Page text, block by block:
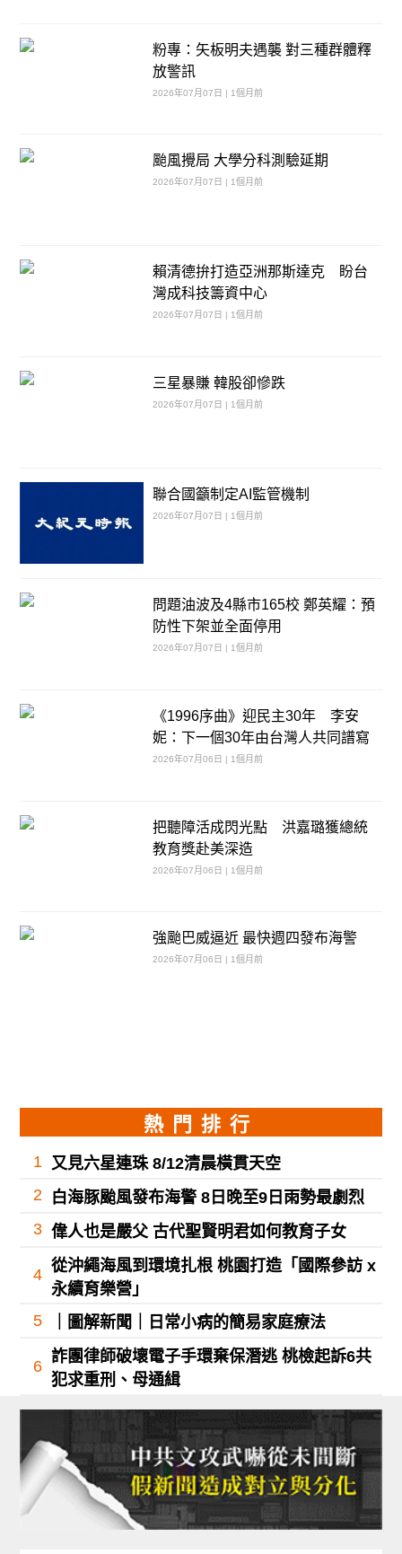
粉專：矢板明夫遇襲 對三種群體釋
放警訊
2026年07月07日 | 1個月前
颱風攪局 大學分科測驗延期
2026年07月07日 | 1個月前
賴清德拚打造亞洲那斯達克 盼台
灣成科技籌資中心
2026年07月07日 | 1個月前
三星暴賺 韓股卻慘跌
2026年07月07日 | 1個月前
聯合國籲制定AI監管機制
2026年07月07日 | 1個月前
問題油波及4縣市165校 鄭英耀：預
防性下架並全面停用
2026年07月07日 | 1個月前
《1996序曲》迎民主30年 李安
妮：下一個30年由台灣人共同譜寫
2026年07月06日 | 1個月前
把聽障活成閃光點 洪嘉璐獲總統
教育獎赴美深造
2026年07月06日 | 1個月前
強颱巴威逼近 最快週四發布海警
2026年07月06日 | 1個月前
熱門排行
1 又見六星連珠 8/12清晨橫貫天空
2 白海豚颱風發布海警 8日晚至9日雨勢最劇烈
3 偉人也是嚴父 古代聖賢明君如何教育子女
4
從沖繩海風到環境扎根 桃園打造「國際參訪 x
永續育樂營」
5
｜圖解新聞｜日常小病的簡易家庭療法
6
詐團律師破壞電子手環棄保潛逃 桃檢起訴6共
犯求重刑、母通緝